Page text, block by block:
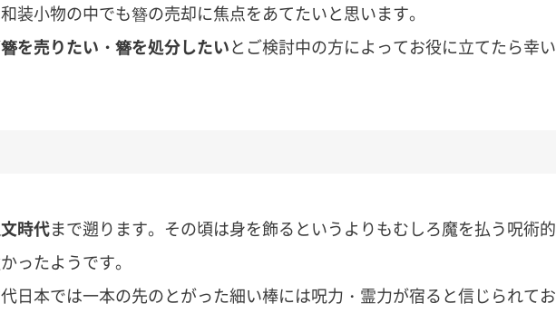
装小物の中でも簪の売却に焦点をあてたいと思います。
簪を売りたい・簪を処分したいとご検討中の方によってお役に立てたら幸い
時代まで遡ります。その頃は身を飾るというよりもむしろ魔を払う呪術的
ったようです。
日本では一本の先のとがった細い棒には呪力・霊力が宿ると信じられてお